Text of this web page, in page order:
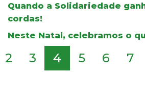
Quando a Solidariedade
cordas!
Neste Natal, celebramos o
2 3 4 5 6 7